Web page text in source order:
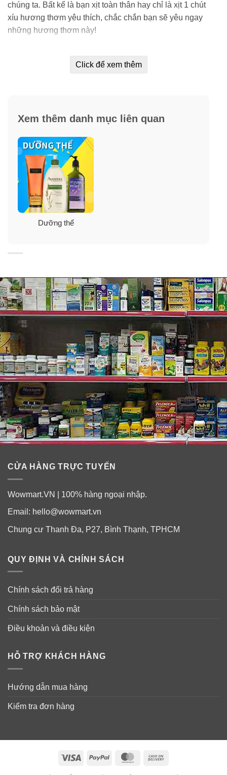
chúng ta. Bất kể là bạn xịt toàn thân hay chỉ là xịt 1 chút
xíu hương thơm yêu thích, chắc chắn bạn sẽ yêu ngay
những hương thơm này!
nhũ với công thức mới với ánh nhũ lung linh tựa như
mịn màng, lấp lánh. Đồng thời mùi hương của mỗi bộ
Khuyên dùng : Để giữ mùi hương lâu bền hơn và cho
làn da hoàn hảo, bạn nên dùng kèm với các sản phẩm
cùng dòng như xịt toàn thân, sữa tắm, tẩy tế bào chết
toàn thân, sữa dưỡng ẩm body hoặc kem dưỡng ẩm
toàn thân.
Click để xem thêm
Xem thêm danh mục liên quan
Dưỡng thể
CỬA HÀNG TRỰC TUYẾN
Wowmart.VN | 100% hàng ngoại nhập.
Email: hello@wowmart.vn
Chung cư Thanh Đa, P27, Bình Thạnh, TPHCM
QUY ĐỊNH VÀ CHÍNH SÁCH
Chính sách đổi trả hàng
Chính sách bảo mật
Điều khoản và điều kiện
HỖ TRỢ KHÁCH HÀNG
Hướng dẫn mua hàng
Kiểm tra đơn hàng
Visa PayPal MasterCard